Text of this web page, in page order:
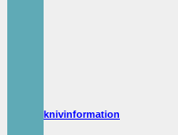
knivinformation